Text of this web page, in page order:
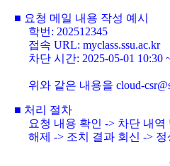
■ 요청 메일 내용 작성 예시
학번: 202512345
접속 URL: myclass.ssu.ac.kr
차단 시간: 2025-05-01 10:30
위와 같은 내용을 cloud-
■ 처리 절차
요청 내용 확인 -> 차단 내
해제 -> 조치 결과 회신 ->